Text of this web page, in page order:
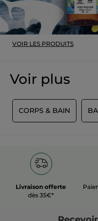
VOIR LES PRODUITS
Voir plus
CORPS & BAIN
Livraison offerte
dès 35€*